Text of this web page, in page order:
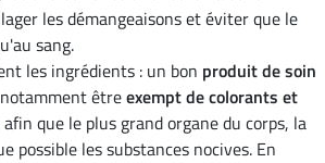
les démangeaisons et éviter que le
sang.
les ingrédients : un bon produit de soin
êtreexempt de colorants et
afin que le plus grand organe du corps, la
possible les substances nocives. En